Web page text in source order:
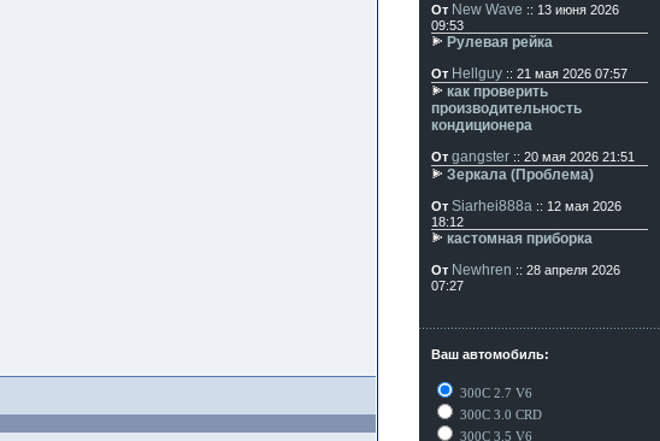
От New Wave :: 13 июня 2026
09:53
Рулевая рейка
От Hellguy :: 21 мая 2026 07:57
как проверить
производительность
кондиционера
От gangster :: 20 мая 2026 21:51
Зеркала (Проблема)
От Siarhei888a :: 12 мая 2026
18:12
кастомная приборка
От Newhren :: 28 апреля 2026
07:27
Ваш автомобиль:
300C 2.7 V6
300C 3.0 CRD
300C 3.5 V6